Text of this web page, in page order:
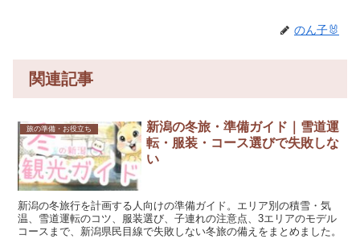
のん子🐰
関連記事
旅の準備・お役立ち
新潟の冬旅・準備ガイド｜雪道運
転・服装・コース選びで失敗しな
い
新潟の冬旅行を計画する人向けの準備ガイド。エリア別の積雪・気
温、雪道運転のコツ、服装選び、子連れの注意点、3エリアのモデル
コースまで、新潟県民目線で失敗しない冬旅の備えをまとめました。